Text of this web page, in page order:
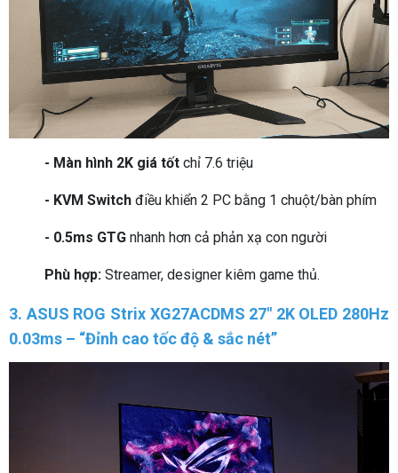
- Màn hình 2K giá tốt chỉ 7.6 triệu
- KVM Switch điều khiển 2 PC bằng 1 chuột/bàn phím
- 0.5ms GTG nhanh hơn cả phản xạ con người
Phù hợp: Streamer, designer kiêm game thủ.
3. ASUS ROG Strix XG27ACDMS 27" 2K OLED 280Hz
0.03ms – “Đỉnh cao tốc độ & sắc nét”